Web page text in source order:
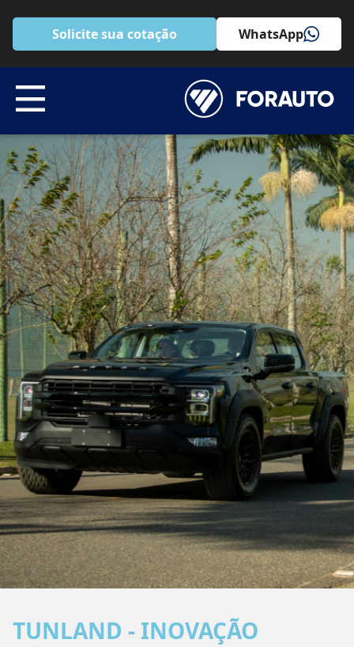
Solicite sua cotação WhatsApp
TUNLAND - INOVAÇÃO